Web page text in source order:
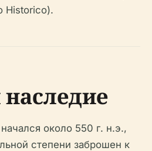
Historico).
около 550 г. н.э.,
степени заброшен к